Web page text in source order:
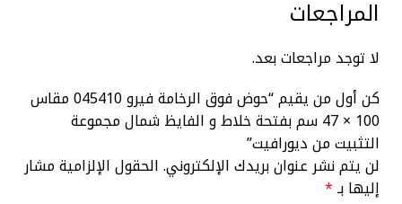
المراجعات
لا توجد مراجعات بعد.
كن أول من يقيم “حوض فوق الرخامة فيرو 045410 مقاس
100 × 47 سم بفتحة خلاط و الفايظ شمال مجموعة
التثبيت من ديورافيت”
لن يتم نشر عنوان بريدك الإلكتروني.الحقول الإلزامية مشار
إليها بـ*